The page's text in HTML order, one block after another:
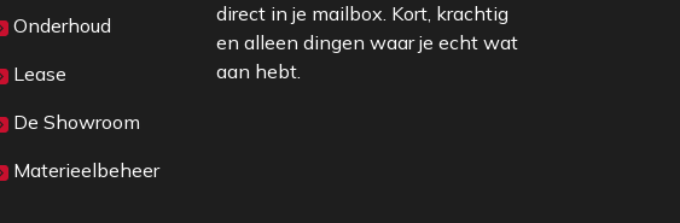
direct in je mailbox. Kort, krachtig
en alleen dingen waar je echt wat
aan hebt.
Onderhoud
Lease
De Showroom
Materieelbeheer